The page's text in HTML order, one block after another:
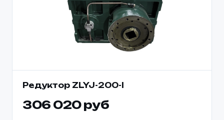
Редуктор ZLYJ-200-l
306 020 руб